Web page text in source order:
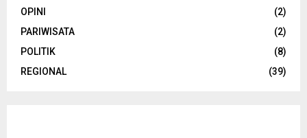
OPINI
(2)
PARIWISATA
(2)
POLITIK
(8)
REGIONAL
(39)